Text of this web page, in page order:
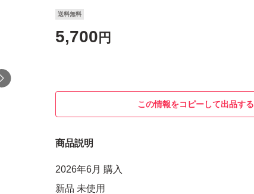
送料無料
5,700 円
この情報をコピーして出品する
商品説明
2026年6月 購入
新品 未使用